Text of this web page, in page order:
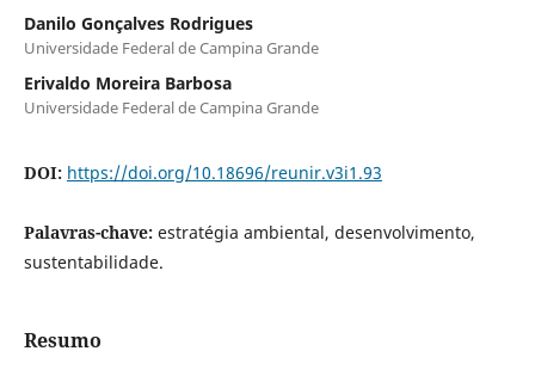
Danilo Gonçalves Rodrigues
Universidade Federal de Campina Grande
Erivaldo Moreira Barbosa
Universidade Federal de Campina Grande
DOI: https://doi.org/10.18696/reunir.v3i1.93
Palavras-chave: estratégia ambiental, desenvolvimento,
sustentabilidade.
Resumo